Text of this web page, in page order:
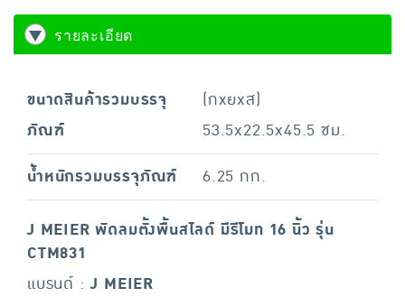
รายละเอียด
ขนาดสินค้ารวมบรรจุ
ภัณฑ์
(กxยxส)
53.5x22.5x45.5 ซม.
น้ำหนักรวมบรรจุภัณฑ์
6.25 กก.
J MEIER พัดลมตั้งพื้นสไลด์ มีรีโมท 16 นิ้ว รุ่น
CTM831
แบรนด์ :J MEIER